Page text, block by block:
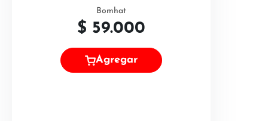
Bomhat
$ 59.000
Agregar